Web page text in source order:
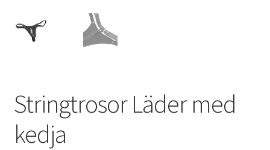
Stringtrosor Läder med
kedja